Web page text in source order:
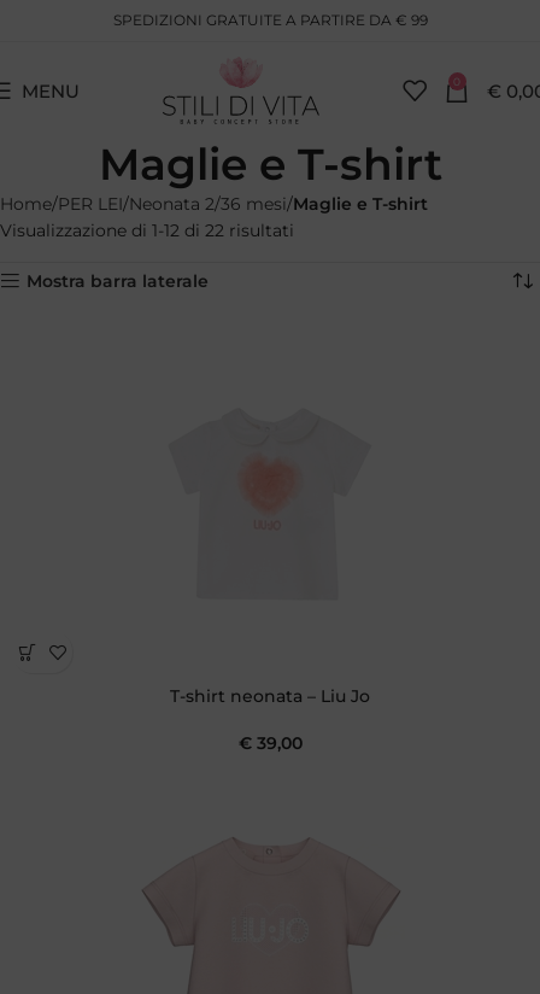
SPEDIZIONI GRATUITE A PARTIRE DA € 99
MENU 0 €
Maglie e T-shirt
Home PER LEI Neonata 2/36 mesi Maglie e T-shirt
Visualizzazione di 1-12 di 22 risultati
Mostra barra laterale
T-shirt neonata – Liu Jo
€39,00